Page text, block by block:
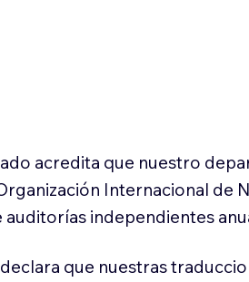
acredita que nuestro
Internacional de
auditorías independientes
que nuestras